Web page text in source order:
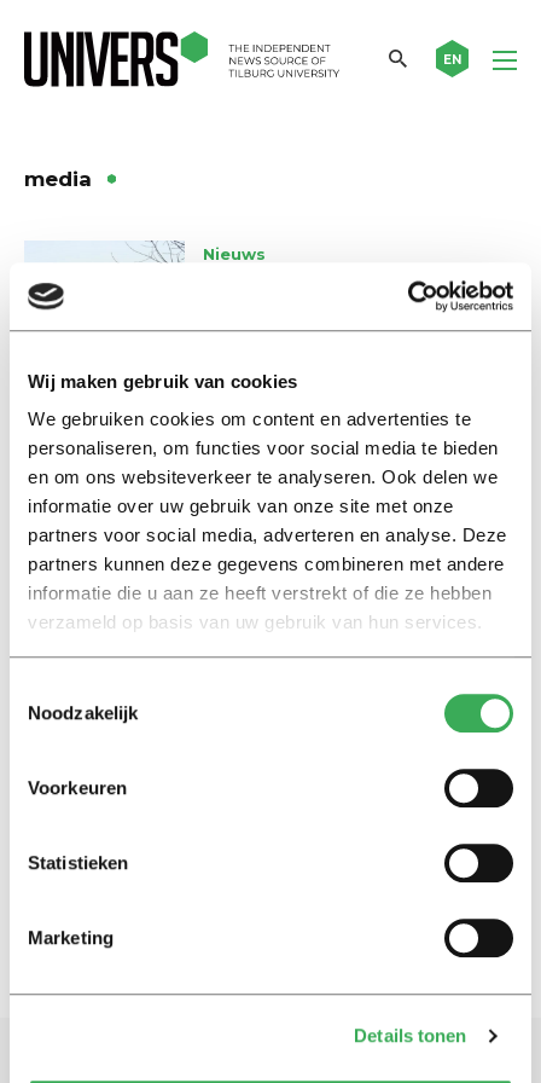
Wij maken gebruik van cookies
We gebruiken cookies om content en advertenties te
personaliseren, om functies voor social media te bieden
en om ons websiteverkeer te analyseren. Ook delen we
informatie over uw gebruik van onze site met onze
partners voor social media, adverteren en analyse. Deze
partners kunnen deze gegevens combineren met andere
informatie die u aan ze heeft verstrekt of die ze hebben
verzameld op basis van uw gebruik van hun services.
Noodzakelijk
Voorkeuren
Statistieken
Marketing
Details tonen
EN
media
Nieuws
Hoogleraren UvA het vaakst in
Nieuws
Mijn land is niet langer mijn
thuis
15 oktober 2015
Nieuws
Hoogleraar Eijffinger komt met
eigen app
UvT-mediatoppers van 2012